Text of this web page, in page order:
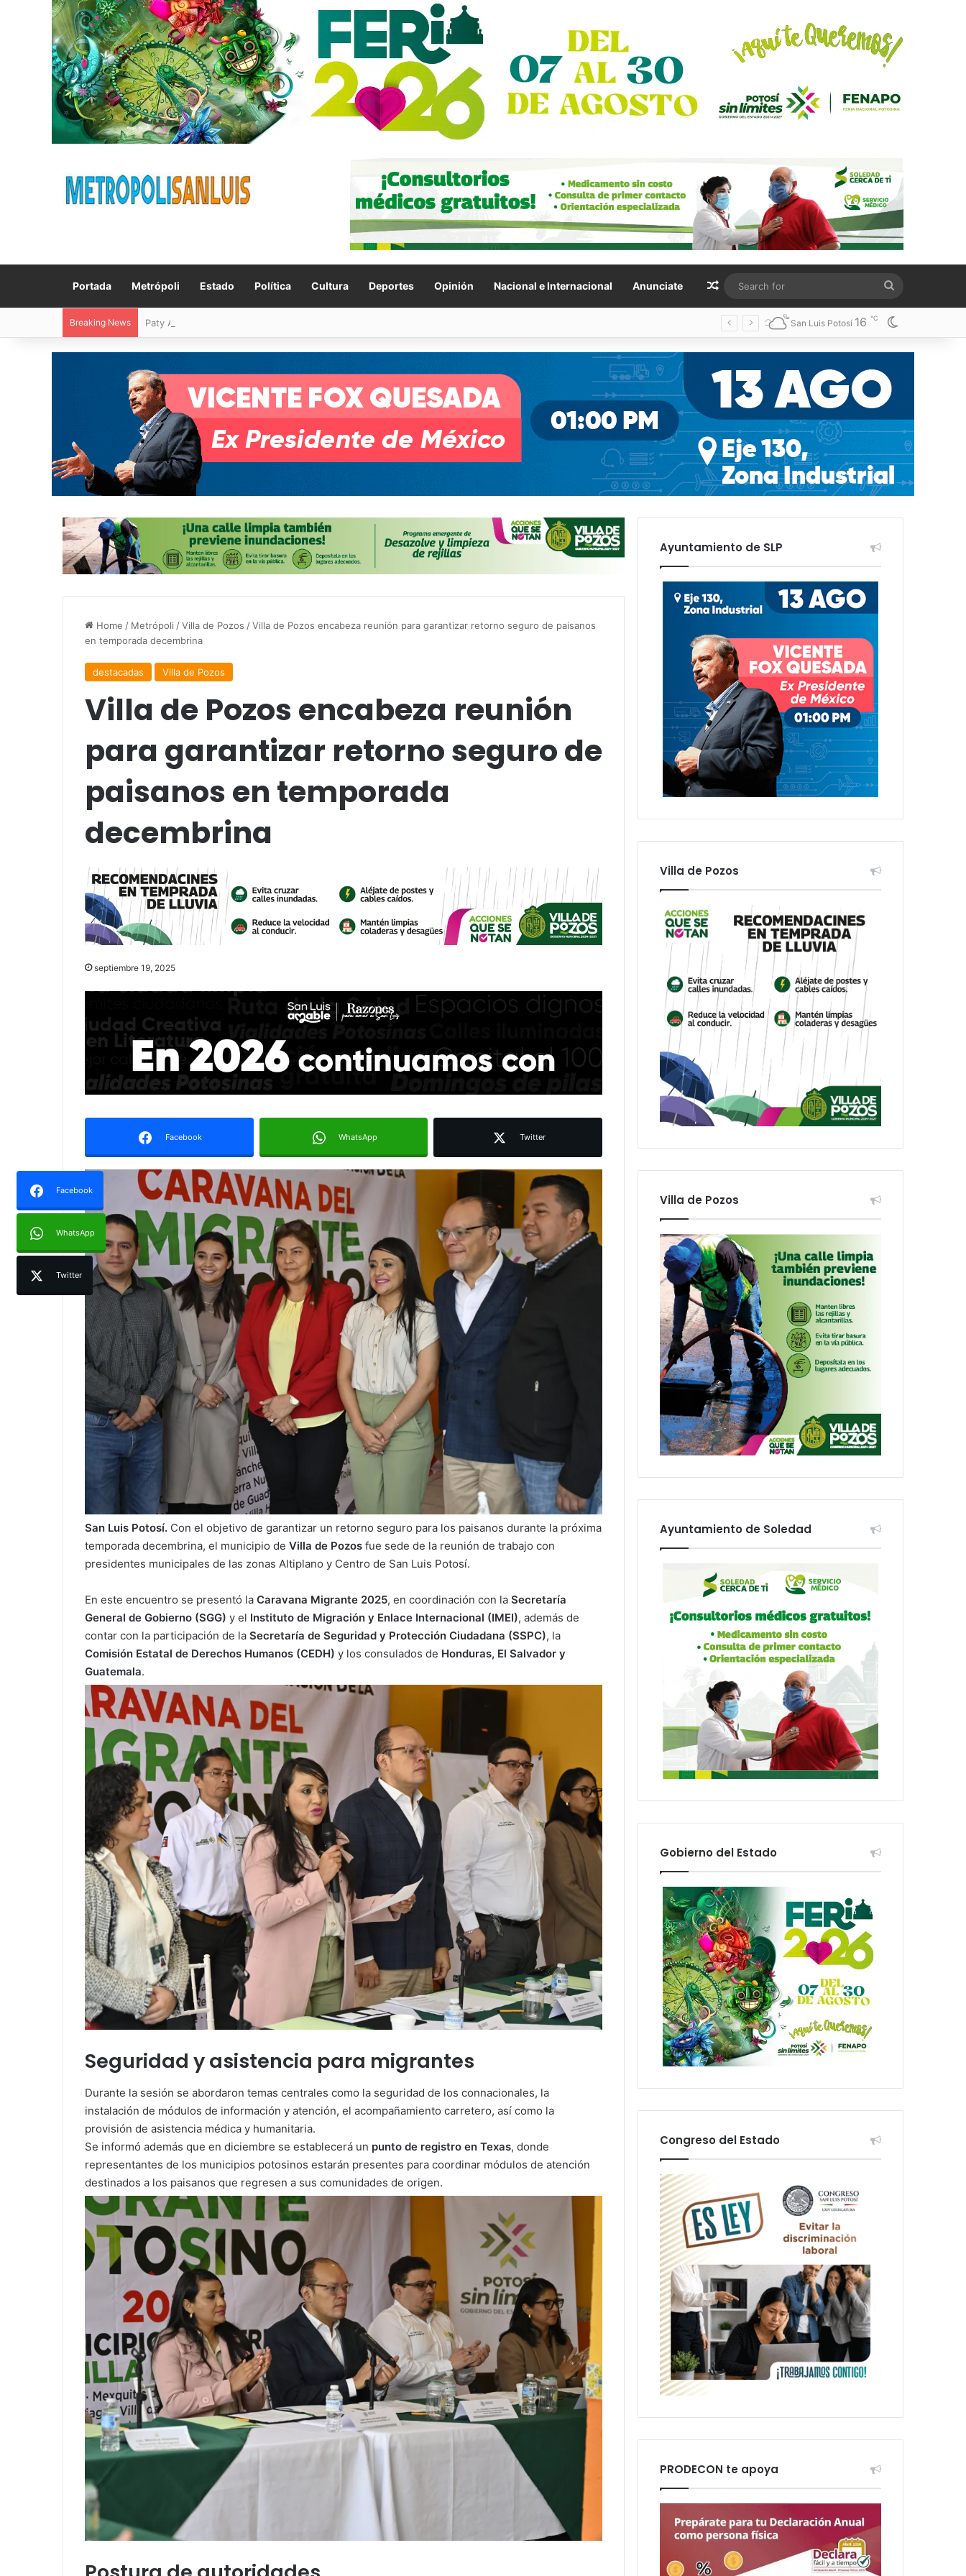
Portada Metrópoli Estado Política Cultura Deportes Opinión Nacional e Internacional Anunciate Random Article
for
Breaking News Paty Aradillas destaca impacto del nuevo desnivel de Circuito Potosí en la movilidad de Villa de Pozos San Luis Potosí 16 ℃
Home / Metrópoli /Villa de Pozos /Villa de Pozos encabeza reunión para garantizar retorno seguro de paisanos
en temporada decembrina
destacadas Villa de Pozos
Villa de Pozos encabeza reunión
para garantizar retorno seguro de
paisanos en temporada
decembrina
septiembre 19, 2025
Facebook WhatsApp Twitter
Facebook
WhatsApp
Twitter
San Luis Potosí. Con el objetivo de garantizar un retorno seguro para los paisanos durante la próxima
temporada decembrina, el municipio de Villa de Pozos fue sede de la reunión de trabajo con
presidentes municipales de las zonas Altiplano y Centro de San Luis Potosí.
En este encuentro se presentó la Caravana Migrante 2025, en coordinación con la Secretaría
General de Gobierno (SGG) y el Instituto de Migración y Enlace Internacional (IMEI), además de
contar con la participación de la Secretaría de Seguridad y Protección Ciudadana (SSPC), la
Comisión Estatal de Derechos Humanos (CEDH) y los consulados de Honduras, El Salvador y
Guatemala.
Seguridad y asistencia para migrantes
Durante la sesión se abordaron temas centrales como la seguridad de los connacionales, la
instalación de módulos de información y atención, el acompañamiento carretero, así como la
provisión de asistencia médica y humanitaria.
Se informó además que en diciembre se establecerá un punto de registro en Texas, donde
representantes de los municipios potosinos estarán presentes para coordinar módulos de atención
destinados a los paisanos que regresen a sus comunidades de origen.
Ayuntamiento de SLP
Villa de Pozos
Villa de Pozos
Ayuntamiento de Soledad
Gobierno del Estado
Congreso del Estado
PRODECON te apoya